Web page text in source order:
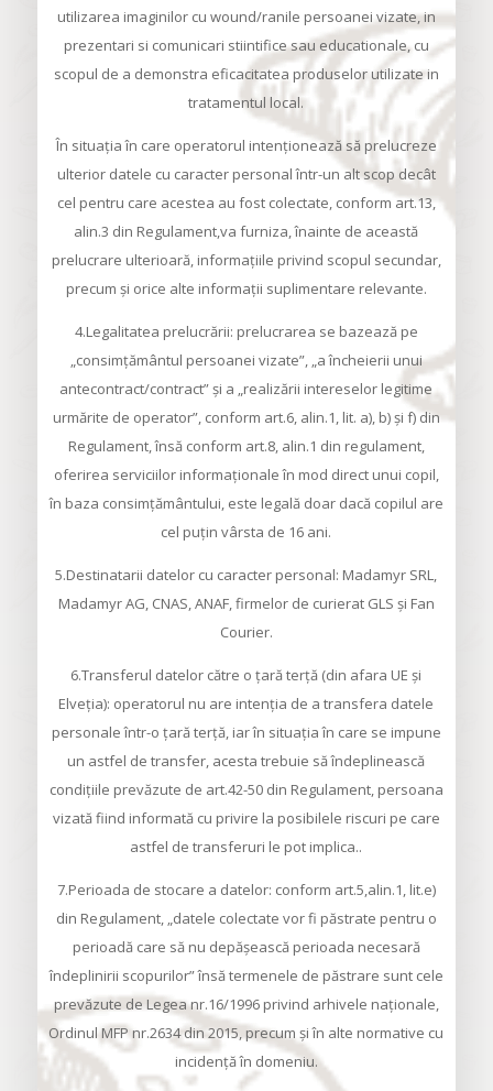
utilizarea imaginilor cu wound/ranile persoanei vizate, in
prezentari si comunicari stiintifice sau educationale, cu
scopul de a demonstra eficacitatea produselor utilizate in
tratamentul local.
În situaţia în care operatorul intenţionează să prelucreze
ulterior datele cu caracter personal într-un alt scop decât
cel pentru care acestea au fost colectate, conform art.13,
alin.3 din Regulament,va furniza, înainte de această
prelucrare ulterioară, informaţiile privind scopul secundar,
precum şi orice alte informaţii suplimentare relevante.
4.Legalitatea prelucrării: prelucrarea se bazează pe
„consimţământul persoanei vizate”, „a încheierii unui
antecontract/contract” şi a „realizării intereselor legitime
urmărite de operator”, conform art.6, alin.1, lit. a), b) şi f) din
Regulament, însă conform art.8, alin.1 din regulament,
oferirea serviciilor informaţionale în mod direct unui copil,
în baza consimţământului, este legală doar dacă copilul are
cel puţin vârsta de 16 ani.
5.Destinatarii datelor cu caracter personal: Madamyr SRL,
Madamyr AG, CNAS, ANAF, firmelor de curierat GLS şi Fan
Courier.
6.Transferul datelor către o ţară terţă (din afara UE şi
Elveţia): operatorul nu are intenţia de a transfera datele
personale într-o ţară terţă, iar în situaţia în care se impune
un astfel de transfer, acesta trebuie să îndeplinească
condiţiile prevăzute de art.42-50 din Regulament, persoana
vizată fiind informată cu privire la posibilele riscuri pe care
astfel de transferuri le pot implica..
7.Perioada de stocare a datelor: conform art.5,alin.1, lit.e)
din Regulament, „datele colectate vor fi păstrate pentru o
perioadă care să nu depăşească perioada necesară
îndeplinirii scopurilor” însă termenele de păstrare sunt cele
prevăzute de Legea nr.16/1996 privind arhivele naţionale,
Ordinul MFP nr.2634 din 2015, precum şi în alte normative cu
incidenţă în domeniu.